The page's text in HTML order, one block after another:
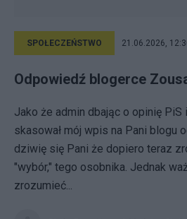
SPOŁECZEŃSTWO 21.06.2026,
Odpowiedź blogerce
Jako że admin dbając o opinię PiS
skasował mój wpis na Pani blogu
dziwię się Pani że dopiero teraz
"wybór," tego osobnika. Jednak
zrozumieć...